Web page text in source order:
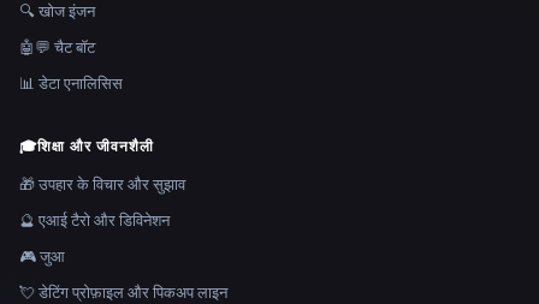
🔍 खोज इंजन
🤖💬 चैट बॉट
📊 डेटा एनालिसिस
🎓शिक्षा और जीवनशैली
🎁 उपहार के विचार और सुझाव
🔮 एआई टैरो और डिविनेशन
🎮 जुआ
💘 डेटिंग प्रोफ़ाइल और पिकअप लाइन